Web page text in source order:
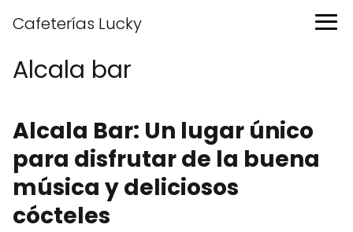
Cafeterías Lucky
Alcala bar
Alcala Bar: Un lugar único
para disfrutar de la buena
música y deliciosos
cócteles